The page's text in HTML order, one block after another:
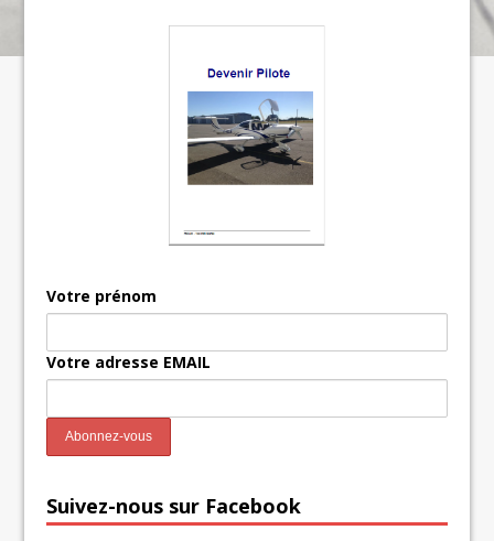
Votre prénom
Votre adresse EMAIL
Suivez-nous sur Facebook